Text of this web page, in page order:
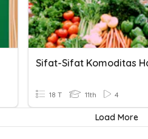
18 T 11th 4
Load More